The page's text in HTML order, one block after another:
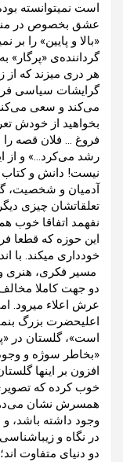
است نمیتوانسته
عشق بخصوص در
«بالا و پایین» را
گرداننده‌ی «پرگار»
هر دری میزند که از
گرایشات سیاسی
می‌کند و سعی
بخواهید از خودش
فروغ … فلان قصه
رشد می‌کرد…» و از
نیست! دانش و
آدمیان و
تعلقاتشان چیزی
نفهمد اتفاقا خوب
این حوزه که قطعا
خودداری میکند. با
مسیر فکری، هنری
دو جهت کاملا
عرش اعلاء میرود.
اعلیحضرت بزرگ
است»، گلستان در
«بخاطر سوژه و
افزون بر اینها
خوب کرده که
همسرش نشان
وجود داشته باشد،
در نگاه و
دو دنیای متفاوت